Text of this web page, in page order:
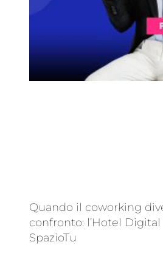
Quando il coworking
confronto: l’Hotel Digital
SpazioTu